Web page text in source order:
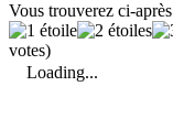
Vous trouverez ci-
votes)
Loading...